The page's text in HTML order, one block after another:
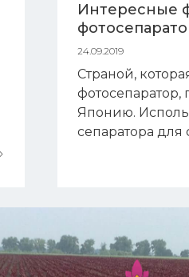
Интересные
24.09.2019
Страной,
фотосепаратор,
Японию.
сепаратора для
применяться в
продукции. В
Ленинграде